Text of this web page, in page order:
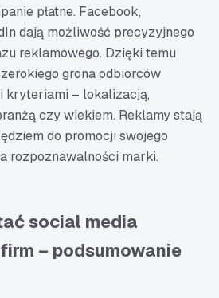
płatne. Facebook,
dają możliwość precyzyjnego
reklamowego. Dzięki temu
grona odbiorców
kryteriami – lokalizacją,
czy wiekiem. Reklamy stają
do promocji swojego
rozpoznawalności marki.
social media
– podsumowanie